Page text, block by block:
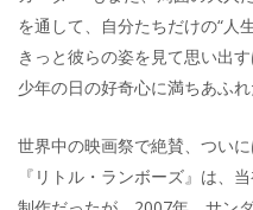
を通して、自分たちだけの“人
きっと彼らの姿を見て思い出
少年の日の好奇心に満ちあふ
世界中の映画祭で絶賛、つい
『リトル・ランボーズ』は、